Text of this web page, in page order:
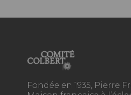
Fondée en 1935, Pierre